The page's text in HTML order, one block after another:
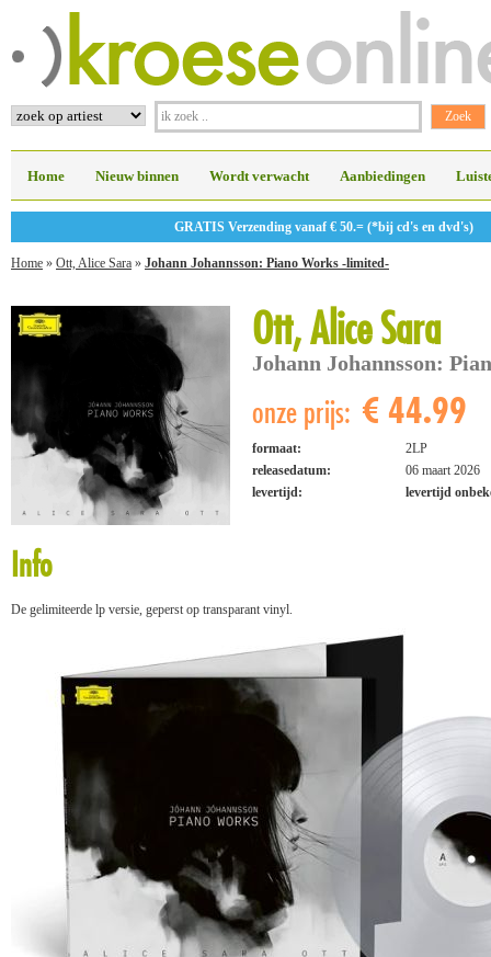
Home Nieuw binnen Wordt verwacht Aanbiedingen
GRATIS Verzending vanaf € 50.= (*bij cd's en dvd's)
Home » Ott, Alice Sara » Johann Johannsson: Piano Works -limited-
Ott, Alice Sara
Johann Johannsson:
onze prijs: € 44.99
formaat:
2LP
releasedatum:
06 maart 2026
levertijd:
levertijd
Info
De gelimiteerde lp versie, geperst op transparant vinyl.